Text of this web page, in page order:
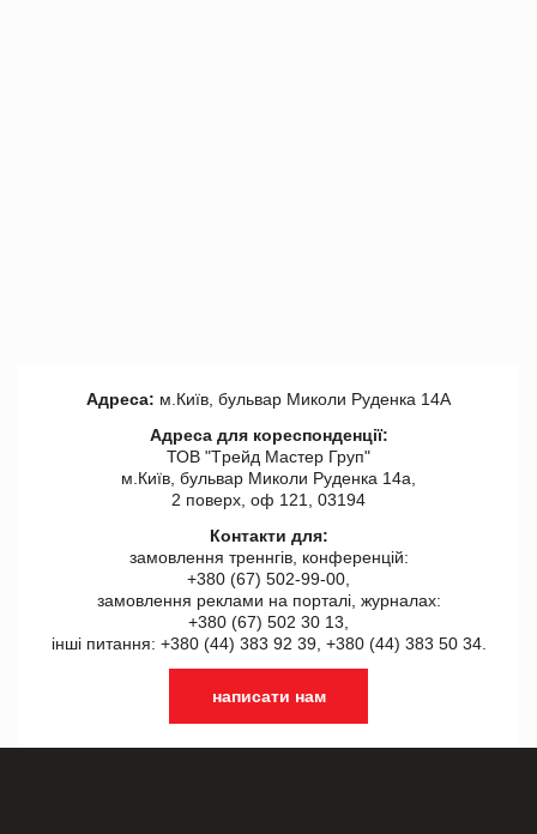
Адреса: м.Київ, бульвар Миколи Руденка 14А
Адреса для кореспонденції:
ТОВ "Tрейд Мастер Груп"
м.Київ, бульвар Миколи Руденка 14а,
2 поверх, оф 121, 03194
Контакти для:
замовлення треннгів, конференцій:
+380 (67) 502-99-00,
замовлення реклами на порталі, журналах:
+380 (67) 502 30 13,
інші питання: +380 (44) 383 92 39, +380 (44) 383 50 34.
написати нам